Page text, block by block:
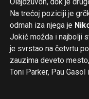
Na trećoj poziciji je
odmah iza njega je
Jokić možda i najbolji
je svrstao na četvrtu
zauzima deveto
Toni Parker, Pau